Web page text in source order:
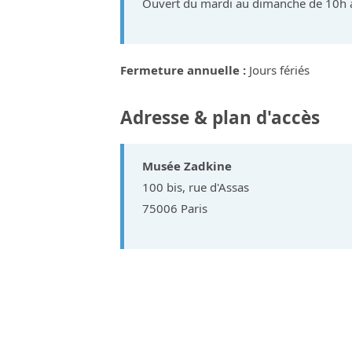
Fermeture annuelle : Jours fériés
Adresse & plan d'accès
Musée Zadkine
100 bis, rue d'Assas
75006 Paris